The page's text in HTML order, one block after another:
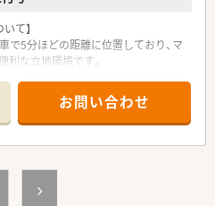
て】
で5分ほどの距離に位置しており、マ
な立地環境です。
対応しています。
ており、無理のない人員配置で患者
合える体制です。
した定期採用を行っており、長期的に
歓迎しています。
お問い合わせ